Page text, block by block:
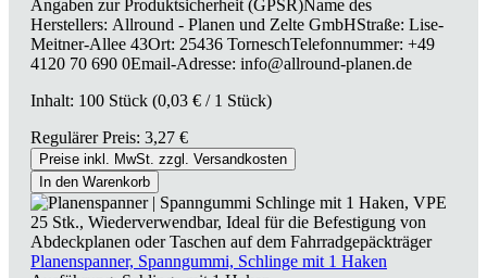
Angaben zur Produktsicherheit (GPSR)Name des
Herstellers: Allround - Planen und Zelte GmbHStraße: Lise-
Meitner-Allee 43Ort: 25436 TorneschTelefonnummer: +49
4120 70 690 0Email-Adresse: info@allround-planen.de
Inhalt: 100 Stück (0,03 € / 1 Stück)
Regulärer Preis: 3,27 €
Preise inkl. MwSt. zzgl. Versandkosten
In den Warenkorb
Planenspanner, Spanngummi, Schlinge mit 1 Haken